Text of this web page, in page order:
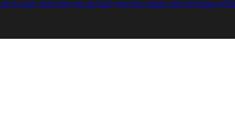
טעים ללא גלוטן טבעונות לבריאות לבשל כמו שף תזונה לבטן רגועה